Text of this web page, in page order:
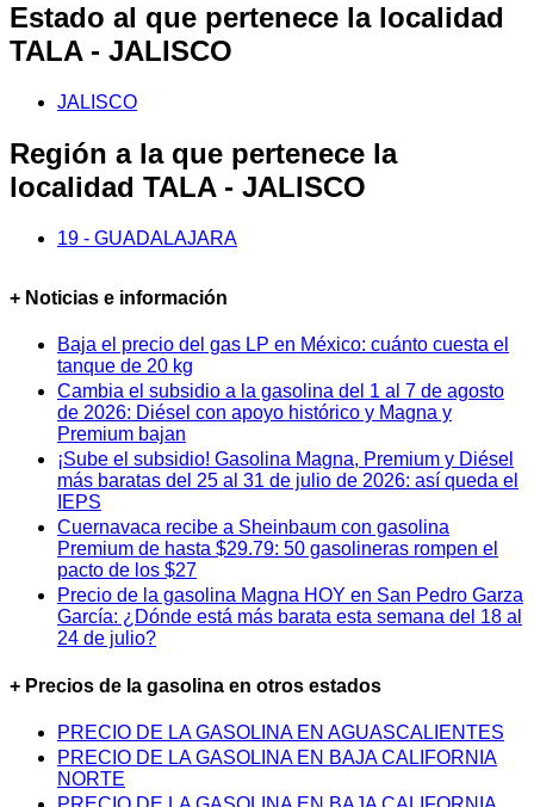
Estado al que pertenece la localidad
TALA - JALISCO
JALISCO
Región a la que pertenece la
localidad TALA - JALISCO
19 - GUADALAJARA
+ Noticias e información
Baja el precio del gas LP en México: cuánto cuesta el
tanque de 20 kg
Cambia el subsidio a la gasolina del 1 al 7 de agosto
de 2026: Diésel con apoyo histórico y Magna y
Premium bajan
¡Sube el subsidio! Gasolina Magna, Premium y Diésel
más baratas del 25 al 31 de julio de 2026: así queda el
IEPS
Cuernavaca recibe a Sheinbaum con gasolina
Premium de hasta $29.79: 50 gasolineras rompen el
pacto de los $27
Precio de la gasolina Magna HOY en San Pedro Garza
García: ¿Dónde está más barata esta semana del 18 al
24 de julio?
+ Precios de la gasolina en otros estados
PRECIO DE LA GASOLINA EN AGUASCALIENTES
PRECIO DE LA GASOLINA EN BAJA CALIFORNIA
NORTE